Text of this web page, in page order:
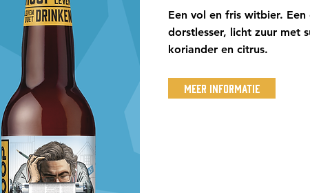
Een vol en fris witbier. Een
dorstlesser, licht zuur met
koriander en citrus.
Meer Informatie